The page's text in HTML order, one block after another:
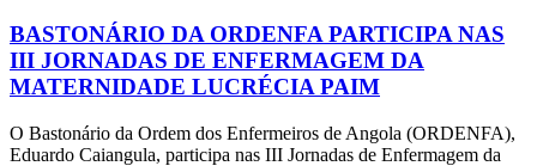
BASTONÁRIO DA ORDENFA PARTICIPA NAS
III JORNADAS DE ENFERMAGEM DA
MATERNIDADE LUCRÉCIA PAIM
O Bastonário da Ordem dos Enfermeiros de Angola (ORDENFA),
Eduardo Caiangula, participa nas III Jornadas de Enfermagem da